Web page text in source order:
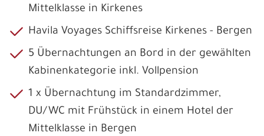
Mittelklasse in Kirkenes
Havila Voyages Schiffsreise Kirkenes - Bergen
5 Übernachtungen an Bord in der gewählten
Kabinenkategorie inkl. Vollpension
1 x Übernachtung im Standardzimmer,
DU/WC mit Frühstück in einem Hotel der
Mittelklasse in Bergen